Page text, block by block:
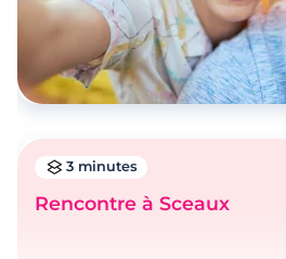
3 minutes
Rencontre à Sceaux